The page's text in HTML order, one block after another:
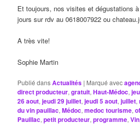
Et toujours, nos visites et dégustations
jours sur rdv au 0618007922 ou
A très vite!
Sophie Martin
Publié dansActualités | Marqué avec
direct producteur,gratuit,Haut-Médoc,
26 aout,jeudi 29 juillet,jeudi 5 aout,juillet,
du vin pauillac,Médoc,medoc tourisme,
Pauillac,petit producteur,programme,Vin